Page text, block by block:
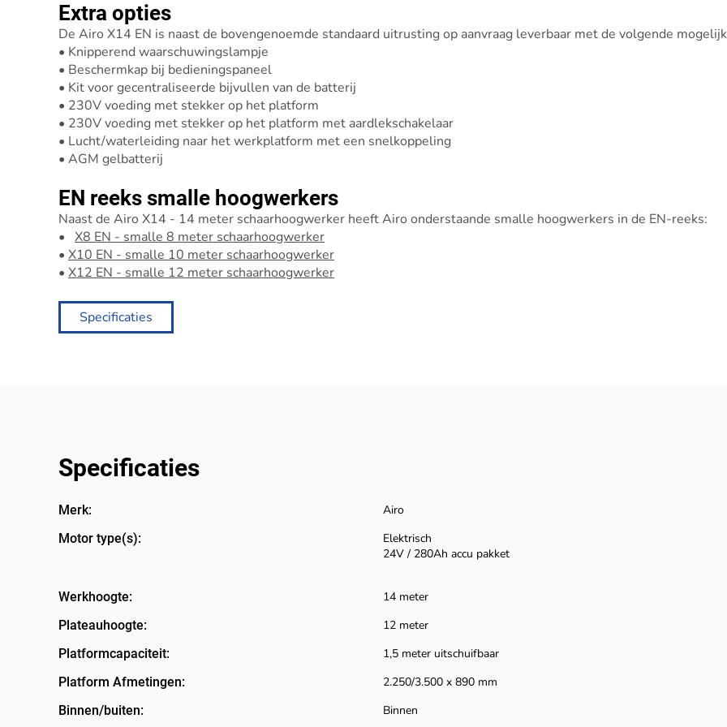
Extra opties
De Airo X14 EN is naast de bovengenoemde standaard uitrusting op aanvraag leverbaar met de volgende
• Knipperend waarschuwingslampje
• Beschermkap bij bedieningspaneel
• Kit voor gecentraliseerde bijvullen van de batterij
• 230V voeding met stekker op het platform
• 230V voeding met stekker op het platform met aardlekschakelaar
• Lucht/waterleiding naar het werkplatform met een snelkoppeling
• AGM gelbatterij
EN reeks smalle hoogwerkers
Naast de Airo X14 - 14 meter schaarhoogwerker heeft Airo onderstaande smalle hoogwerkers in de EN-reeks:
• X8 EN - smalle 8 meter schaarhoogwerker
• X10 EN - smalle 10 meter schaarhoogwerker
• X12 EN - smalle 12 meter schaarhoogwerker
Specificaties
Specificaties
Merk:
Motor type(s):
Werkhoogte:
Plateauhoogte:
Platformcapaciteit:
Platform Afmetingen:
Binnen/buiten:
Airo
Elektrisch
24V / 280Ah accu pakket
14 meter
12 meter
1,5 meter uitschuifbaar
2.250/3.500 x 890 mm
Binnen